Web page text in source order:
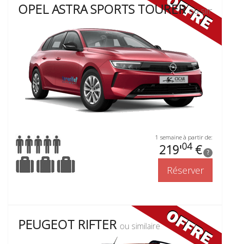
OPEL ASTRA SPORTS TOURERou similaire
1 semaine à partir de:
219'04€ ?
Réserver
PEUGEOT RIFTER ou similaire